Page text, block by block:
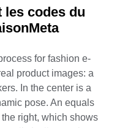
les codes du